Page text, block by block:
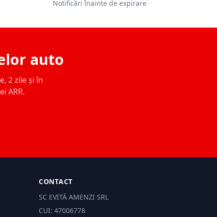
Notificări înainte de expirare
auto
2 zile și în
ARR.
CONTACT
SC EVITĂ AMENZI SRL
CUI: 47006778